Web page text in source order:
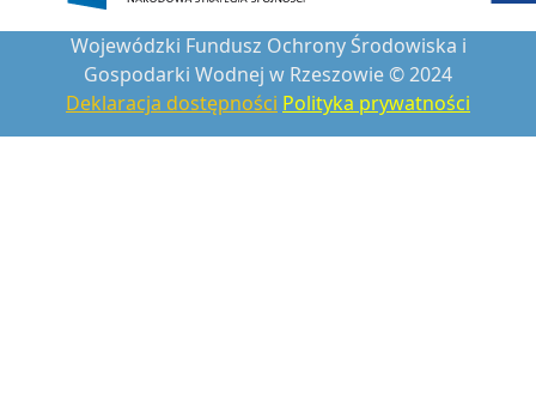
Wojewódzki Fundusz Ochrony Środowiska i
Gospodarki Wodnej w Rzeszowie © 2024
Deklaracja dostępności Polityka prywatności